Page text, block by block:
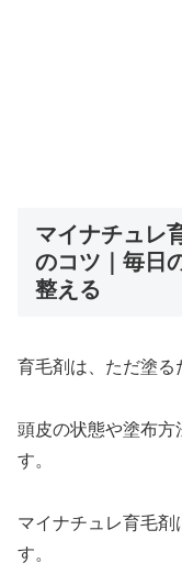
マイナチュレ
のコツ｜毎日
整える
育毛剤は、ただ塗る
頭皮の状態や塗布方
す。
マイナチュレ育毛
す。